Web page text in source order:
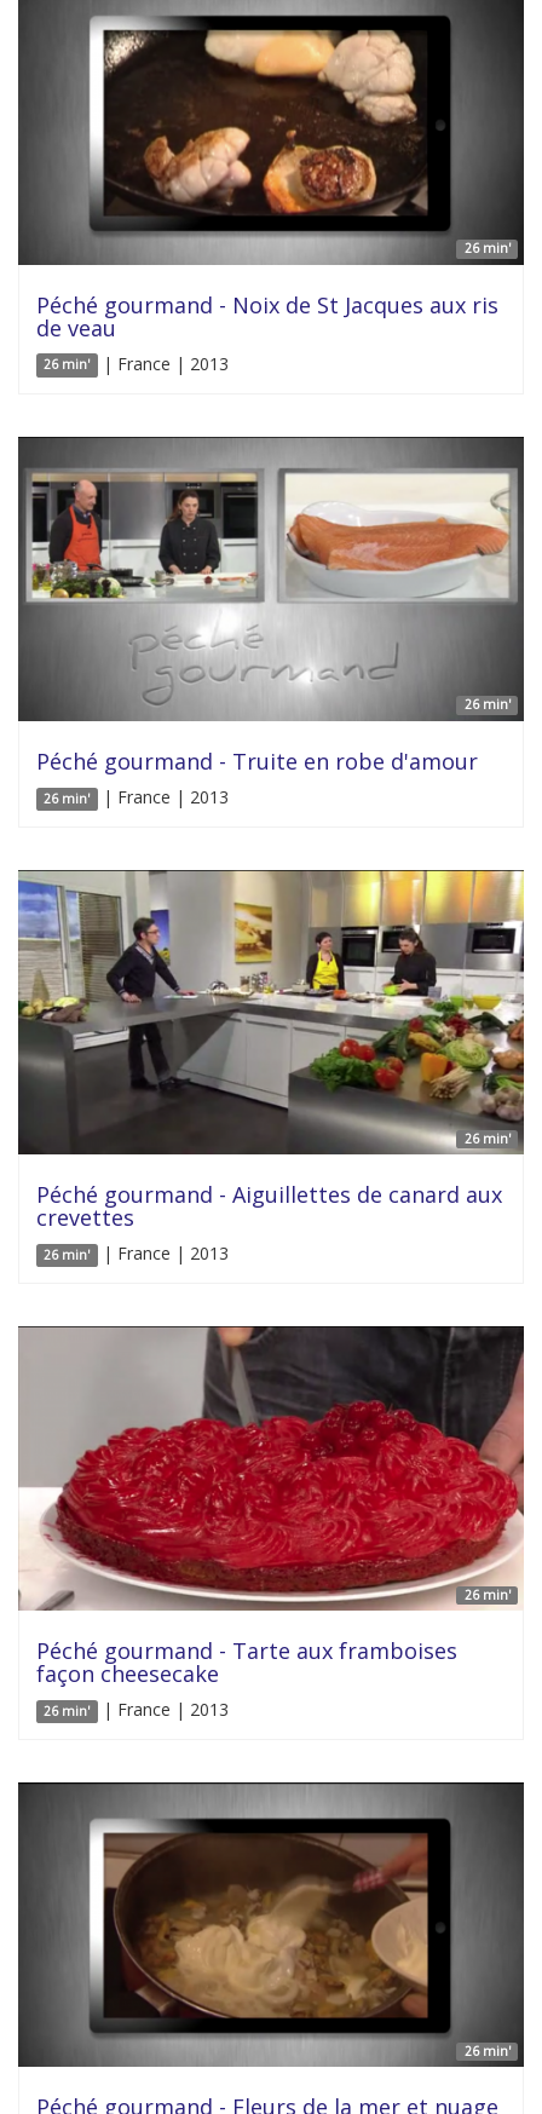
26 min'
Péché gourmand - Noix de St Jacques aux ris
de veau
26 min' | France | 2013
26 min'
Péché gourmand - Truite en robe d'amour
26 min' | France | 2013
26 min'
Péché gourmand - Aiguillettes de canard aux
crevettes
26 min' | France | 2013
26 min'
Péché gourmand - Tarte aux framboises
façon cheesecake
26 min' | France | 2013
26 min'
Péché gourmand - Fleurs de la mer et nuage